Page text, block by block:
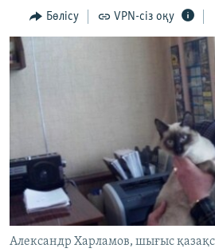
Search
ӘЛЕУМЕТ
ӘЛЕМ
АРНАЙЫ ЖОБАЛАР
ЖАЗЫЛЫҢЫЗ
Басқа тілдерде
Бөлісу VPN-сіз оқу
Александр Харламов, шығыс